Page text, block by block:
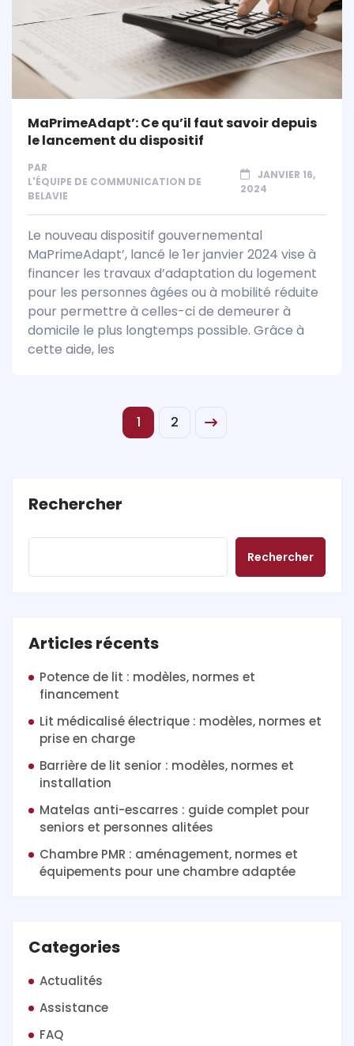
MaPrimeAdapt’: Ce qu’il faut savoir depuis
le lancement du dispositif
PAR
L'ÉQUIPE DE COMMUNICATION DE
BELAVIE
JANVIER 16,
2024
Le nouveau dispositif gouvernemental
MaPrimeAdapt’, lancé le 1er janvier 2024 vise à
financer les travaux d’adaptation du logement
pour les personnes âgées ou à mobilité réduite
pour permettre à celles-ci de demeurer à
domicile le plus longtemps possible. Grâce à
cette aide, les
1 2
Rechercher
Rechercher
Articles récents
Potence de lit : modèles, normes et
financement
Lit médicalisé électrique : modèles, normes et
prise en charge
Barrière de lit senior : modèles, normes et
installation
Matelas anti-escarres : guide complet pour
seniors et personnes alitées
Chambre PMR : aménagement, normes et
équipements pour une chambre adaptée
Categories
Actualités
Assistance
FAQ